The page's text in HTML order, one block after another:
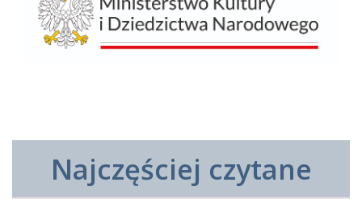
Najczęściej czytane